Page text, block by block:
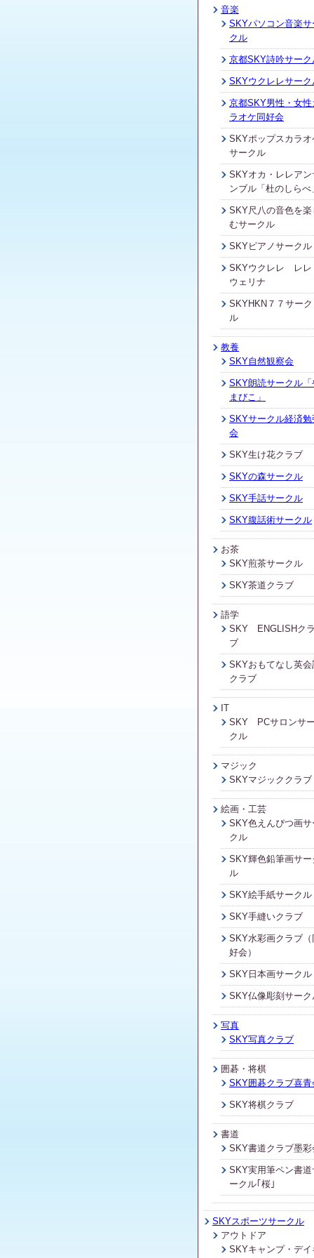
音楽
SKYパソコン音楽サ
クル
京都SKY詩吟サーク
SKYウクレレサーク
京都SKY男性・女性
ラオケ同好会
SKYポップスカラオ
サークル
SKYオカ・レレアン
ンブル「杜のしらべ
SKY尺八の音色を楽
むサークル
SKYピアノサークル
SKYウクレレ レレ
ウェリナ
SKYHKN７７サーク
ル
教養
SKY自然観察会
SKY朗読サークル「
まびこ」
SKYサークル経済勉
会
SKY生け花クラブ
SKYの森サークル
SKY手話サークル
SKY腹話術サークル
お茶
SKY煎茶サークル
SKY茶道クラブ
語学
SKY ENGLISHクラ
ブ
SKYおもてなし英会
クラブ
IT
SKY PCサロンサー
クル
マジック
SKYマジッククラブ
絵画・工芸
SKY色えんぴつ画サ
クル
SKY輝色鉛筆画サー
ル
SKY絵手紙サークル
SKY手縫いクラブ
SKY水彩画クラブ（
好会）
SKY日本画サークル
SKY仏像彫刻サーク
写真
SKY写真クラブ
囲碁・将棋
SKY囲碁クラブ喜青
SKY将棋クラブ
書道
SKY書道クラブ墨彩
SKY実用筆ペン書道
ークル｢桜｣
SKYスポーツサークル
アウトドア
SKYキャンプ・デイ